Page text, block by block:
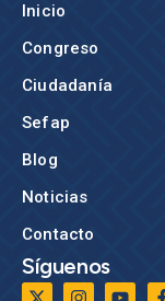
Inicio
Congreso
Ciudadanía
Sefap
Blog
Noticias
Contacto
Síguenos